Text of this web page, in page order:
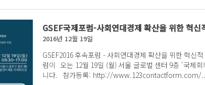
GSEF국제포럼-사회연대경제 확산을 위한 혁신
2016년 12월 19일
GSEF2016 후속포럼 - 사회연대경제 확산을 위한 혁신
럼이 오는 12월 19일 (월) 서울 글로벌 센터 9층 '국제회의장'에서 진행됩
니다. 참가등록: http://www.123contactform.com/